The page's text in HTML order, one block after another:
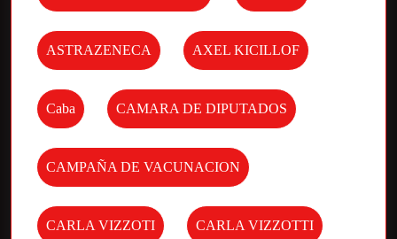
ASTRAZENECA AXEL KICILLOF
Caba CAMARA DE DIPUTADOS
CAMPAÑA DE VACUNACION
CARLA VIZZOTI CARLA VIZZOTTI